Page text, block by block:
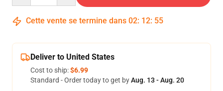
Cette vente se termine dans 02: 12: 54
Deliver to United States
Cost to ship:$6.99
Standard - Order today to get byAug. 13 - Aug. 20